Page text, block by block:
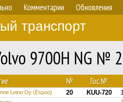
Комментарии Обновления
транспорт
9700H NG №
№ Гос.№
Leino Oy (Espoo) 20 KUU-720